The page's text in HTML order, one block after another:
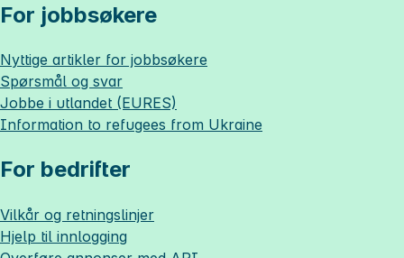
For jobbsøkere
Nyttige artikler for jobbsøkere
Spørsmål og svar
Jobbe i utlandet (EURES)
Information to refugees from Ukraine
For bedrifter
Vilkår og retningslinjer
Hjelp til innlogging